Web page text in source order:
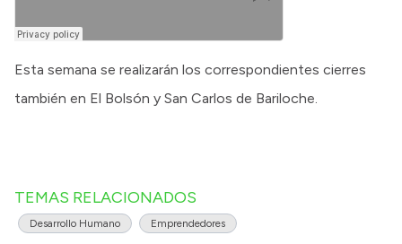
Esta semana se realizarán los correspondientes cierres
también en El Bolsón y San Carlos de Bariloche.
TEMAS RELACIONADOS
Desarrollo Humano Emprendedores